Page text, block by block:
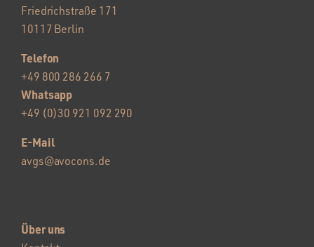
Friedrichstraße 171
10117 Berlin
Telefon
+49 800 286 266 7
Whatsapp
+49 (0)30 921 092 290
E-Mail
avgs@avocons.de
Über uns